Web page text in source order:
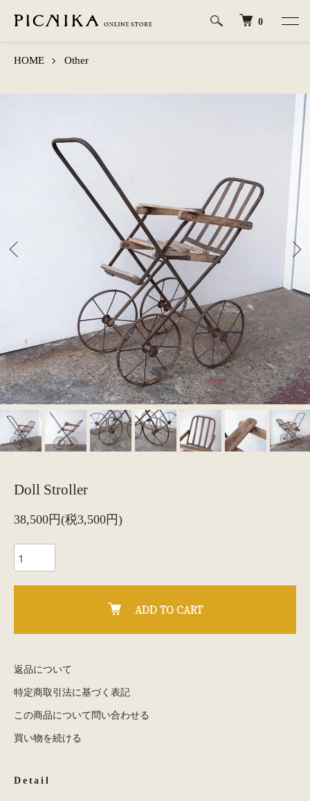
0
HOME Other
Doll Stroller
38,500円(税3,500円)
ADD TO CART
返品について
特定商取引法に基づく表記
この商品について問い合わせる
買い物を続ける
Detail